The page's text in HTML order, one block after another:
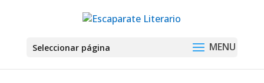
Seleccionar página